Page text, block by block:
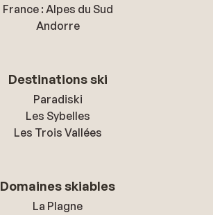
France : Alpes du Sud
Andorre
Destinations ski
Paradiski
Les Sybelles
Les Trois Vallées
Domaines skiables
La Plagne